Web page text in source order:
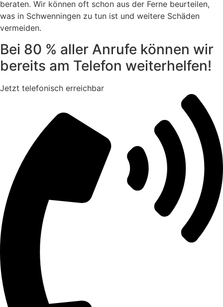
beraten. Wir können oft schon aus der Ferne beurteilen,
was in Schwenningen zu tun ist und weitere Schäden
vermeiden.
Bei 80 % aller Anrufe können wir
bereits am Telefon weiterhelfen!
Jetzt telefonisch erreichbar